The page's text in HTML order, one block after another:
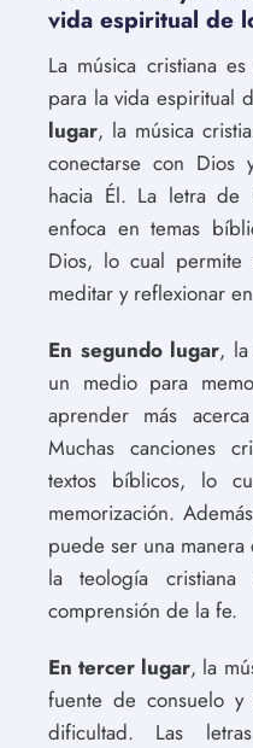
vida espiritual de
La música cristiana
para la vida espiritual
lugar, la música
conectarse con Dios
hacia Él. La letra de
enfoca en temas
Dios, lo cual permite
meditar y reflexionar
En segundo lugar,
un medio para
aprender más
Muchas canciones
textos bíblicos, lo
memorización.
puede ser una
la teología
comprensión de la fe.
En tercer lugar, la
fuente de consuelo y
dificultad. Las